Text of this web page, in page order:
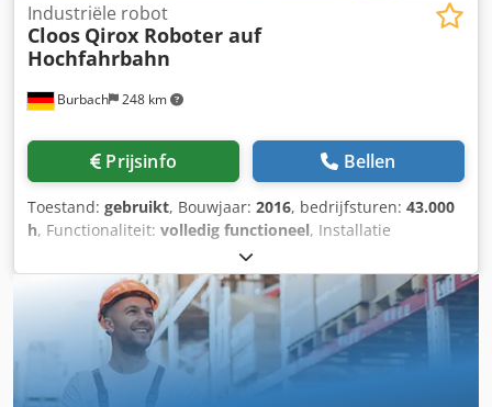
Burbach 248 km
Industriële robot
Cloos Qirox Roboter auf
Hochfahrbahn
Prijsinfo Bellen
Toestand: gebruikt, Bouwjaar: 2016, bedrijfsturen: 43.000
h, Functionaliteit: volledig functioneel, Installatie
bestaande uit: 1 lasrobot Qirox QRC 350-E incl. besturing
V7 Adv.., programmeerhandbediening met kabel 15 m,
buffer 24 V, flashgeheugen 2 GB, externe koelunit
Software-uitbreiding: Gasstraalsensor, booglassensor,
punteditor, transformatie, parameterverschuiving,
meerlaagstechniek, Manax Offline laserscanner ICSE LD
Lasapparatuur: Qineo Puls 600 (600 A) met